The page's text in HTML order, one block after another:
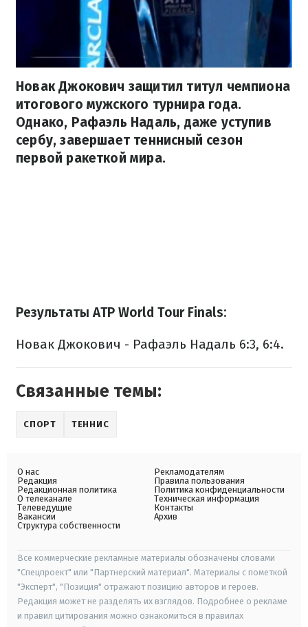
Новак Джокович защитил титул чемпиона
итогового мужского турнира года.
Однако, Рафаэль Надаль, даже уступив
сербу, завершает теннисный сезон
первой ракеткой мира.
Результаты ATP World Tour Finals:
Новак Джокович - Рафаэль Надаль 6:3, 6:4.
Связанные темы:
СПОРТ ТЕННИС
О нас
Редакция
Редакционная политика
О телеканале
Телеведущие
Вакансии
Структура собственности
Рекламодателям
Правила пользования
Политика конфиденциальности
Техническая информация
Контакты
Архив
Все коммерческие рекламные материалы обозначены словами
"Спецпроект" или "Партнерский материал". Материалы с пометкой
"Эксперт", "Позиция" отражают позицию авторов и героев.
Редакция может не разделять их взглядов. Подробнее о рекламе
и правил цитирования можно ознакомиться в правилах